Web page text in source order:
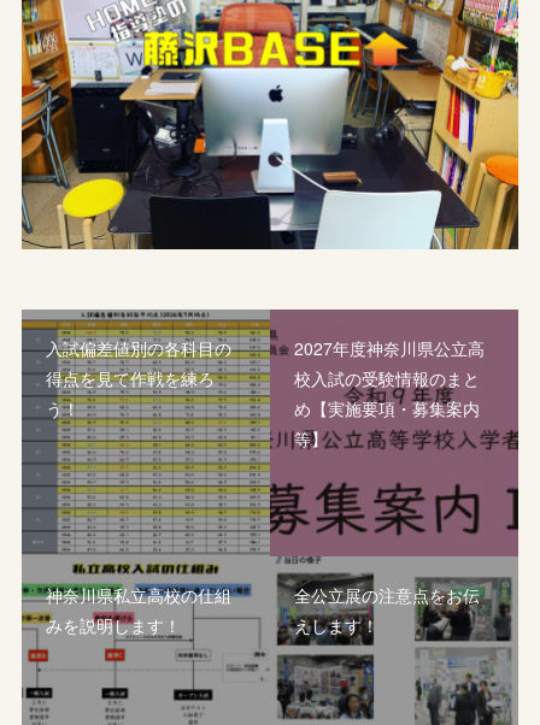
入試偏差値別の各科目の
得点を見て作戦を練ろ
う！
2027年度神奈川県公立高
校入試の受験情報のまと
め【実施要項・募集案内
等】
神奈川県私立高校の仕組
みを説明します！
全公立展の注意点をお伝
えします！